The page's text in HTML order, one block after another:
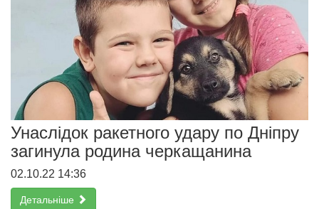
Унаслідок ракетного удару по Дніпру
загинула родина черкащанина
02.10.22 14:36
Детальніше